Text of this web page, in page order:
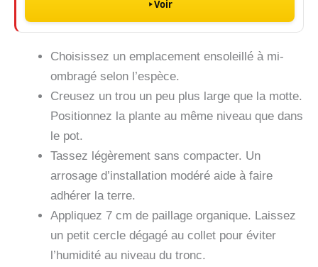
Voir
Choisissez un emplacement ensoleillé à mi-
ombragé selon l’espèce.
Creusez un trou un peu plus large que la motte.
Positionnez la plante au même niveau que dans
le pot.
Tassez légèrement sans compacter. Un
arrosage d’installation modéré aide à faire
adhérer la terre.
Appliquez 7 cm de paillage organique. Laissez
un petit cercle dégagé au collet pour éviter
l’humidité au niveau du tronc.